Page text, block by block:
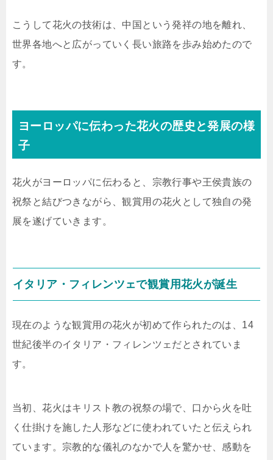
こうして花火の技術は、中国という発祥の地を離れ、
世界各地へと広がっていく長い旅路を歩み始めたので
す。
ヨーロッパに伝わった花火の歴史と発展の様
子
花火がヨーロッパに伝わると、宗教行事や王侯貴族の
祝祭と結びつきながら、観賞用の花火として独自の発
展を遂げていきます。
イタリア・フィレンツェで観賞用花火が誕生
現在のような観賞用の花火が初めて作られたのは、14
世紀後半のイタリア・フィレンツェだとされていま
す。
当初、花火はキリスト教の祝祭の場で、口から火を吐
く仕掛けを施した人形などに使われていたと伝えられ
ています。宗教的な儀礼のなかで人を驚かせ、感動を